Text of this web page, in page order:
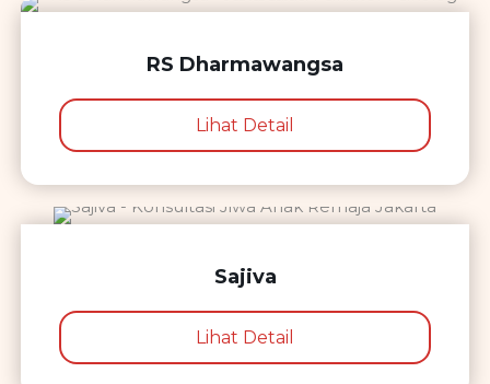
RS Dharmawangsa
Lihat Detail
Sajiva
Lihat Detail